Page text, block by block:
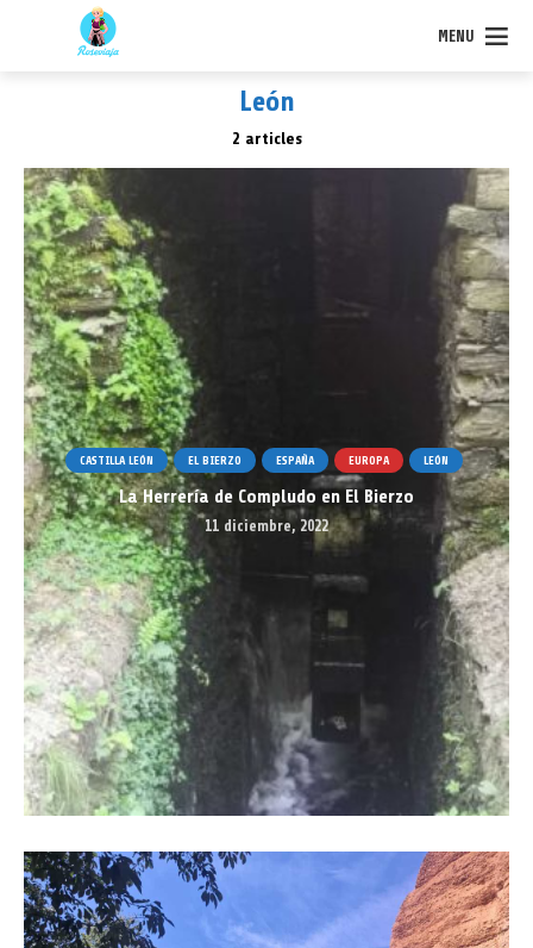
MENU
León
2 articles
CASTILLA LEÓN EL BIERZO ESPAÑA EUROPA LEÓN
La Herrería de Compludo en El Bierzo
11 diciembre, 2022